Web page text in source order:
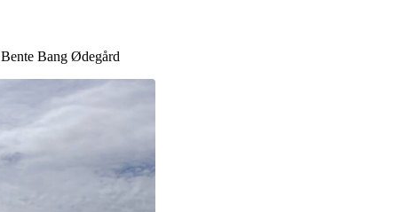
Bente Bang Ødegård